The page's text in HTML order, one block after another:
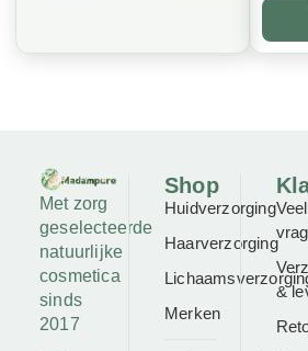
Met zorg
geselecteerde
natuurlijke
cosmetica
sinds
2017
Shop
Huidverzorging
Haarverzorging
Merken
&